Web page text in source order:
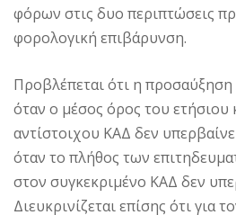
φόρων στις δυο περιπτώσεις
φορολογική επιβάρυνση.
Προβλέπεται ότι η
όταν ο μέσος όρος του
αντίστοιχου ΚΑΔ δεν
όταν το πλήθος των
στον συγκεκριμένο ΚΑΔ δεν
Διευκρινίζεται επίσης ότι για